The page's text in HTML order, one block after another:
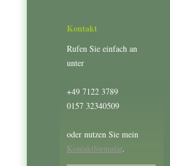
Kontakt
Rufen Sie einfach an
unter
+49 7122 3789
0157 32340509
oder nutzen Sie mein
Kontaktformular.